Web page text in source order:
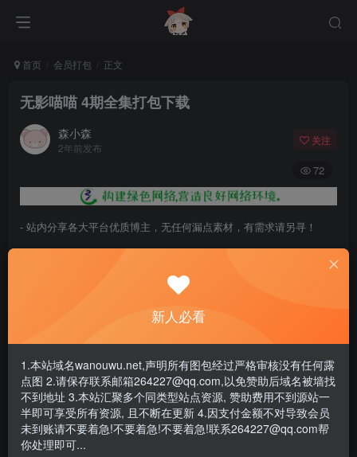
首页 会员打包 正文
无影喵喵 4期全集打包下载
森小森
2年前发布
关注
72
- 站内分享各大平台优质博主，无任何漏点素材，有需求请另寻！
- 百度网盘提示提取码错误，请更换浏览器重试，这是百度网盘版本问
- 遇见解压密码不对、无法解压，请查看
- 资源失效/充值未到账/账号解禁...等问题请《提交工单》
无影喵喵 – NO.001 训练室死库水 [46P-160MB]
无影喵喵 – NO.002 甘雨OL [35P-366MB]
无影喵喵 – NO.003 OL雷电将军 [35P-456MB]
新人必看
1.本站域名wanouwu.net,声明所有图包经过严格审核没有任何露
点图 2.请保存联系邮箱264227@qq.com,以免赞助后域名被墙找
不到地址 3.本站汇聚多个同类型站点资源, 赞助费用不到源站一
半即可享受所有资源, 且不断在更新 4.因支付金额不对导致会员
未到账请不要着急!不要着急!不要着急!联系264227@qq.com帮
你处理即可...